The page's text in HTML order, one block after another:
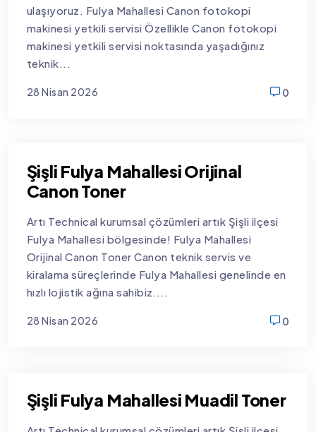
ulaşıyoruz. Fulya Mahallesi Canon fotokopi
makinesi yetkili servisi Özellikle Canon fotokopi
makinesi yetkili servisi noktasında yaşadığınız
teknik...
28 Nisan 2026
0
Şişli Fulya Mahallesi Orijinal
Canon Toner
Artı Technical kurumsal çözümleri artık Şişli ilçesi
Fulya Mahallesi bölgesinde! Fulya Mahallesi
Orijinal Canon Toner Canon teknik servis ve
kiralama süreçlerinde Fulya Mahallesi genelinde en
hızlı lojistik ağına sahibiz....
28 Nisan 2026
0
Şişli Fulya Mahallesi Muadil Toner